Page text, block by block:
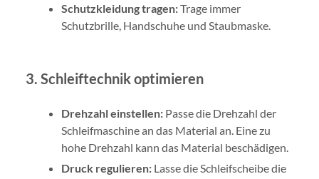
Schutzkleidung tragen:Trage immer
Schutzbrille, Handschuhe und Staubmaske.
3. Schleiftechnik optimieren
Drehzahl einstellen:Passe die Drehzahl der
Schleifmaschine an das Material an. Eine zu
hohe Drehzahl kann das Material beschädigen.
Druck regulieren:Lasse die Schleifscheibe die